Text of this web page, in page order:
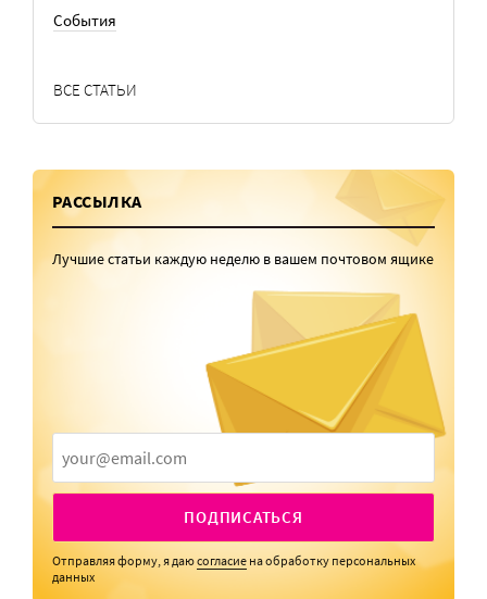
События
ВСЕ СТАТЬИ
РАССЫЛКА
Лучшие статьи каждую неделю в вашем почтовом ящике
ПОДПИСАТЬСЯ
Отправляя форму, я даюсогласие на обработку персональных
данных